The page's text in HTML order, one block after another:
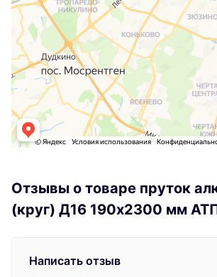
Отзывы о товаре пруток
(круг) Д16 190х2300 мм
Написать отзыв